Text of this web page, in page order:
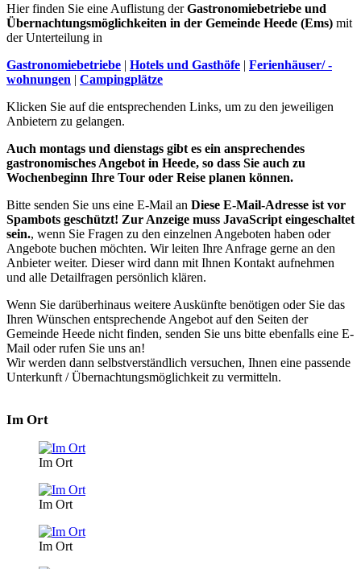
Hier finden Sie eine Auflistung derGastronomiebetriebe und
Übernachtungsmöglichkeiten in der Gemeinde Heede (Ems) mit
der Unterteilung in
Gastronomiebetriebe | Hotels und Gasthöfe | Ferienhäuser/ -
wohnungen | Campingplätze
Klicken Sie auf die entsprechenden Links, um zu den jeweiligen
Anbietern zu gelangen.
Auch montags und dienstags gibt es ein ansprechendes
gastronomisches Angebot in Heede, so dass Sie auch zu
Wochenbeginn Ihre Tour oder Reise planen können.
Bitte senden Sie uns eine E-Mail an Diese E-Mail-Adresse ist vor
Spambots geschützt! Zur Anzeige muss JavaScript eingeschaltet
sein., wenn Sie Fragen zu den einzelnen Angeboten haben oder
Angebote buchen möchten. Wir leiten Ihre Anfrage gerne an den
Anbieter weiter. Dieser wird dann mit Ihnen Kontakt aufnehmen
und alle Detailfragen persönlich klären.
Wenn Sie darüberhinaus weitere Auskünfte benötigen oder Sie das
Ihren Wünschen entsprechende Angebot auf den Seiten der
Gemeinde Heede nicht finden, senden Sie uns bitte ebenfalls eine E-
Mail oder rufen Sie uns an!
Wir werden dann selbstverständlich versuchen, Ihnen eine passende
Unterkunft / Übernachtungsmöglichkeit zu vermitteln.
Im Ort
Im Ort
Im Ort
Im Ort